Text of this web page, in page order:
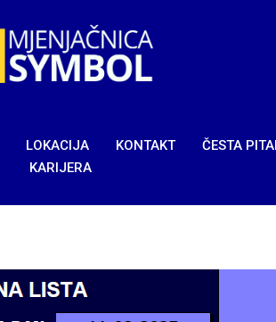
LOKACIJA KONTAKT
ČESTA
KARIJERA